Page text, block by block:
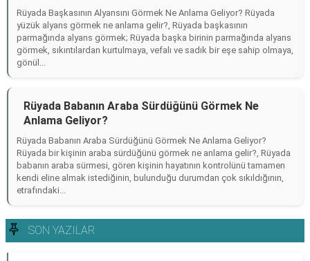
Rüyada Başkasının Alyansını Görmek Ne Anlama Geliyor? Rüyada
yüzük alyans görmek ne anlama gelir?, Rüyada başkasının
parmağında alyans görmek; Rüyada başka birinin parmağında alyans
görmek, sıkıntılardan kurtulmaya, vefalı ve sadık bir eşe sahip olmaya,
gönül...
Rüyada Babanın Araba Sürdüğünü Görmek Ne
Anlama Geliyor?
Rüyada Babanın Araba Sürdüğünü Görmek Ne Anlama Geliyor?
Rüyada bir kişinin araba sürdüğünü görmek ne anlama gelir?, Rüyada
babanın araba sürmesi, gören kişinin hayatının kontrolünü tamamen
kendi eline almak istediğinin, bulunduğu durumdan çok sıkıldığının,
etrafındaki...
SON YAZILAR